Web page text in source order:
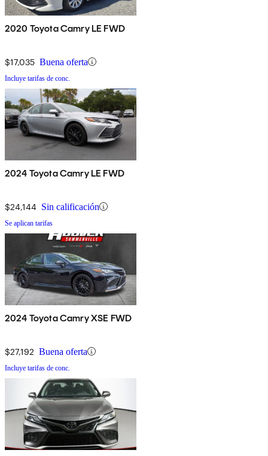
2020 Toyota Camry LE FWD
$17,035 Buena oferta
Incluye tarifas de conc.
2024 Toyota Camry LE FWD
$24,144 Sin calificación
Se aplican tarifas
2024 Toyota Camry XSE FWD
$27,192 Buena oferta
Incluye tarifas de conc.